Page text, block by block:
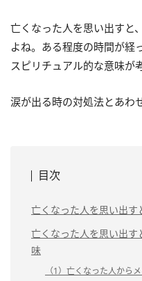
亡くなった人を思い出すと
よね。ある程度の時間が経
スピリチュアル的な意味が
涙が出る時の対処法とあわ
目次
亡くなった人を思い出す
亡くなった人を思い出
味
（1）亡くなった人から